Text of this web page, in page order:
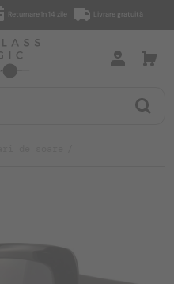
Returnare în 14 zile Livrare gratuită